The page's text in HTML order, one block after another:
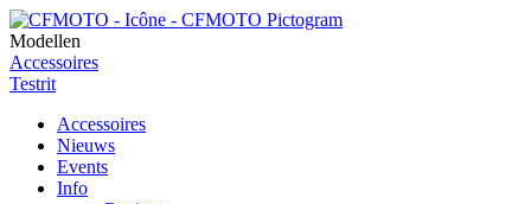
Modellen
Accessoires
Testrit
Accessoires
Nieuws
Events
Info